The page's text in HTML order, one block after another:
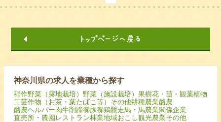
神奈川県の求人を業種から探す
稲作野菜（露地栽培） 野菜（施設栽培） 果樹花・苗・観葉植物
工芸作物（お茶・葉たばこ等） その他耕種農業酪農
酪農ヘルパー肉牛削蹄養豚養鶏競走馬・馬農業関係企業
直売所・農園レストラン林業地域おこし観光農業その他